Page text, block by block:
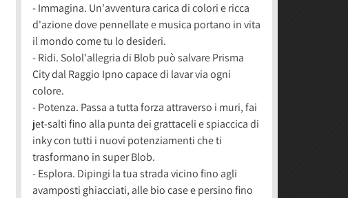
- Immagina. Un'avventura carica di colori e ricca
d'azione dove pennellate e musica portano in vita
il mondo come tu lo desideri.
- Ridi. Solol'allegria di Blob può salvare Prisma
City dal Raggio Ipno capace di lavar via ogni
colore.
- Potenza. Passa a tutta forza attraverso i muri, fai
jet-salti fino alla punta dei grattaceli e spiaccica di
inky con tutti i nuovi potenziamenti che ti
trasformano in super Blob.
- Esplora. Dipingi la tua strada vicino fino agli
avamposti ghiacciati, alle bio case e persino fino